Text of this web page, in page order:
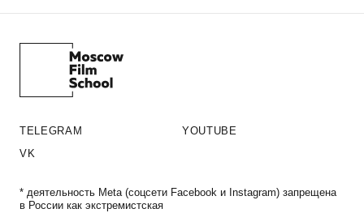
TELEGRAM
YOUTUBE
VK
* деятельность Meta (соцсети Facebook и Instagram) запрещена
в России как экстремистская